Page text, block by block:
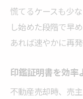
慌てるケースも少
し始めた段階で早
あれば速やかに再
印鑑証明書を効率
不動産売却時、売